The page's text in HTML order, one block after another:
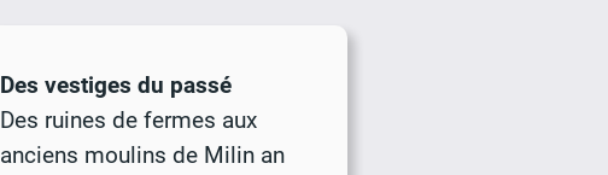
Des vestiges du passé
Des ruines de fermes aux
anciens moulins de Milin an